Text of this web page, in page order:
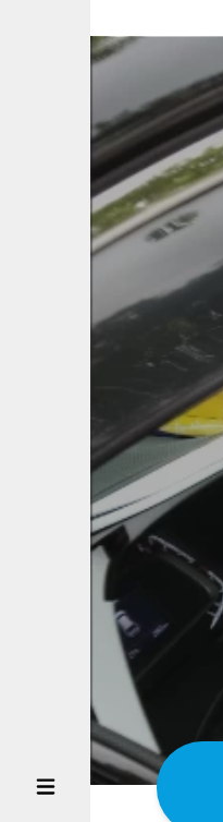
VỀ
THIÊN
KHÁCH
KHÁCH
HÀNG
ĐỐI
TÁC TÀI
XẾ